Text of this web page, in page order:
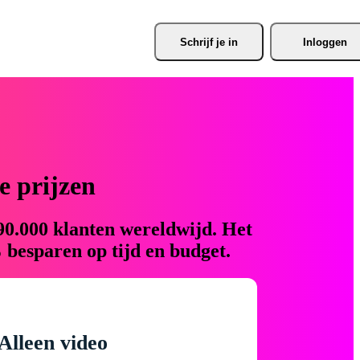
Schrijf je in Inloggen
prijzen
klanten wereldwijd. Het
op tijd en budget.
video